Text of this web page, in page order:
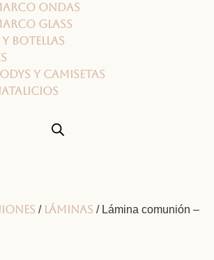
ONDAS
GLASS
y botellas
y camisetas
/ Láminas / Lámina comunión –